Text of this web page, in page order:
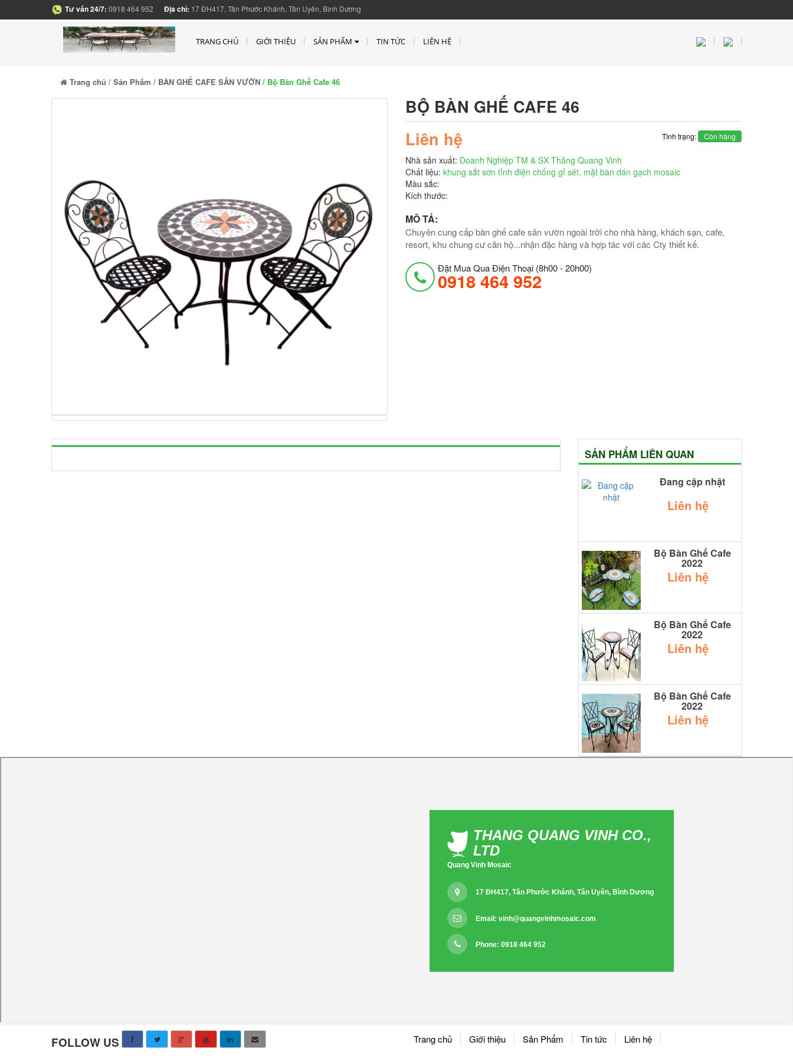
Tư vấn 24/7: 0918 464 952 Địa chỉ: 17 ĐH417, Tân Phước Khánh, Tân Uyên, Bình Dương
TRANG CHỦ GIỚI THIỆU SẢN PHẨM TIN TỨC LIÊN HỆ
Trang chủ / Sản Phẩm / BÀN GHẾ CAFE SÂN VƯỜN / Bộ Bàn Ghế Cafe 46
BỘ BÀN GHẾ CAFE 46
Liên hệ
Tình trạng: Còn hàng
Nhà sản xuất: Doanh Nghiệp TM & SX Thăng Quang Vinh
Chất liệu: khung sắt sơn tỉnh điện chống gỉ sét, mặt bàn dán gạch mosaic
Màu sắc:
Kích thước:
MÔ TẢ:
Chuyên cung cấp bàn ghế cafe sân vườn ngoài trời cho nhà hàng, khách sạn, cafe,
resort, khu chung cư căn hộ...nhận đặc hàng và hợp tác với các Cty thiết kế.
Đặt Mua Qua Điện Thoại (8h00 - 20h00)
0918 464 952
SẢN PHẨM LIÊN QUAN
Đang cập nhật
Liên hệ
Bộ Bàn Ghế Cafe
2022
Liên hệ
Bộ Bàn Ghế Cafe
2022
Liên hệ
Bộ Bàn Ghế Cafe
2022
Liên hệ
THANG QUANG VINH CO.,
LTD
Quang Vinh Mosaic
17 ĐH417, Tân Phước Khánh, Tân Uyên, Bình Dương
Email:vinh@quangvinhmosaic.com
Phone: 0918 464 952
FOLLOW US Trang chủ Giới thiệu Sản Phẩm Tin tức Liên hệ